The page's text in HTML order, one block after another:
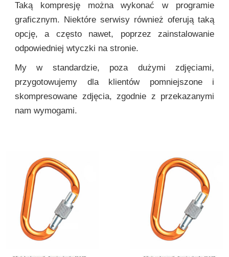
Taką kompresję można wykonać w programie
graficznym. Niektóre serwisy również oferują taką
opcję, a często nawet, poprzez zainstalowanie
odpowiedniej wtyczki na stronie.
My w standardzie, poza dużymi zdjęciami,
przygotowujemy dla klientów pomniejszone i
skompresowane zdjęcia, zgodnie z przekazanymi
nam wymogami.